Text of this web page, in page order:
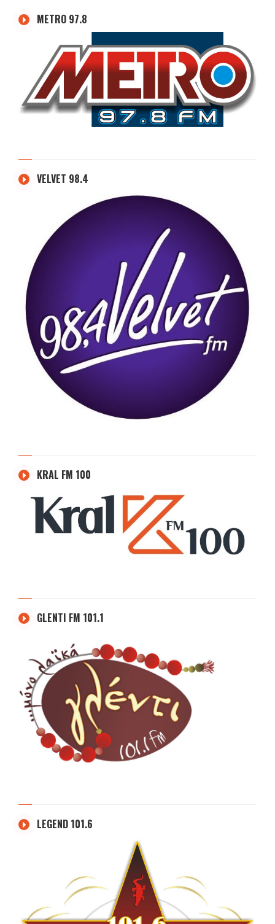
METRO 97.8
VELVET 98.4
KRAL FM 100
GLENTI FM 101.1
LEGEND 101.6